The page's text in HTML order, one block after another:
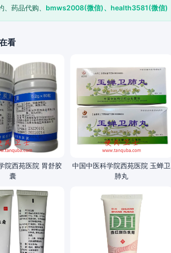
、药品代购、 bmws2008(微信)、health3581(微信)
看
院西苑医院 胃舒胶
囊
中国中医科学院西苑医院 玉蝉卫
肺丸